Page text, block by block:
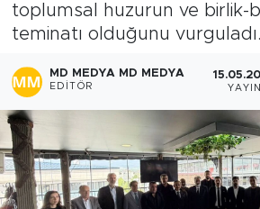
toplumsal huzurun ve birlik-
teminatı olduğunu vurguladı.
MD MEDYA MD MEDYA
EDITÖR
Spor
Sağlık
Eğitim
Ekonomi